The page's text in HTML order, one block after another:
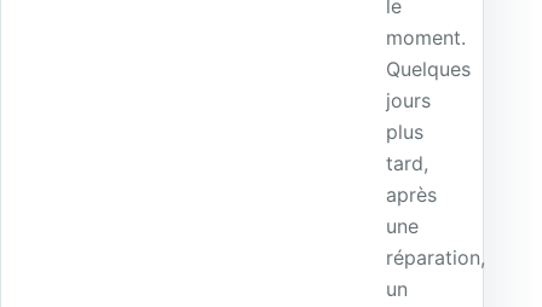
le
moment.
Quelques
jours
plus
tard,
après
une
réparation,
un